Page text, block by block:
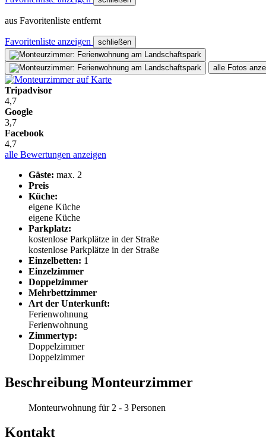
aus Favoritenliste entfernt
Favoritenliste anzeigen schließen
alle Fotos
Tripadvisor
4,7
Google
3,7
Facebook
4,7
alle Bewertungen anzeigen
Gäste: max. 2
Preis
Küche:
eigene Küche
eigene Küche
Parkplatz:
kostenlose Parkplätze in der Straße
kostenlose Parkplätze in der Straße
Einzelbetten: 1
Einzelzimmer
Doppelzimmer
Mehrbettzimmer
Art der Unterkunft:
Ferienwohnung
Ferienwohnung
Zimmertyp:
Doppelzimmer
Doppelzimmer
Beschreibung Monteurzimmer
Monteurwohnung für 2 - 3 Personen
Kontakt